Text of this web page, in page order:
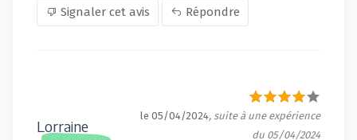
Signaler cet avis Répondre
Lorraine
le 05/04/2024, suite à une expérience
du 05/04/2024